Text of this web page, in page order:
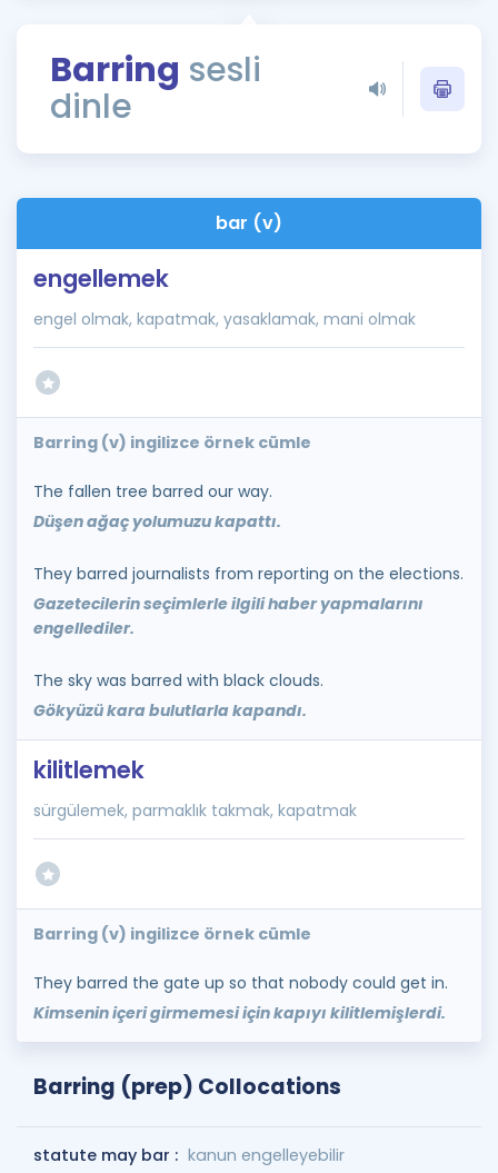
Rehberlik Aracı
ÖSYM Sınav Takvimi
İngilizce Gramer
Barring sesli
dinle
bar (v)
engellemek
engel olmak, kapatmak, yasaklamak, mani olmak
Barring (v) ingilizce örnek cümle
The fallen tree barred our way.
Düşen ağaç yolumuzu kapattı.
They barred journalists from reporting on the elections.
Gazetecilerin seçimlerle ilgili haber yapmalarını
engellediler.
The sky was barred with black clouds.
Gökyüzü kara bulutlarla kapandı.
kilitlemek
sürgülemek, parmaklık takmak, kapatmak
Barring (v) ingilizce örnek cümle
They barred the gate up so that nobody could get in.
Kimsenin içeri girmemesi için kapıyı kilitlemişlerdi.
Barring (prep) Collocations
statute may bar : kanun engelleyebilir